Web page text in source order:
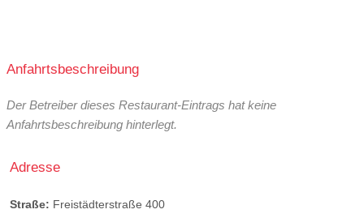
Anfahrtsbeschreibung
Der Betreiber dieses Restaurant-Eintrags hat keine
Anfahrtsbeschreibung hinterlegt.
Adresse
Straße: Freistädterstraße 400